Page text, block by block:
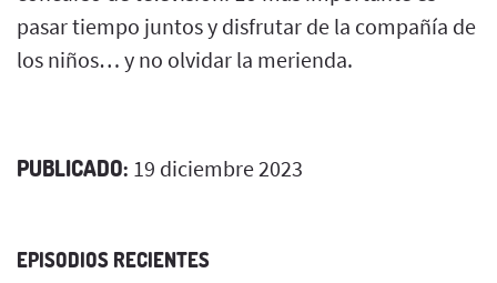
pasar tiempo juntos y disfrutar de la compañía de
los niños… y no olvidar la merienda.
PUBLICADO: 19 diciembre 2023
EPISODIOS RECIENTES